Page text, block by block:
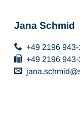
Jana Schmid
+49 2196
+49 2196
jana.schmid